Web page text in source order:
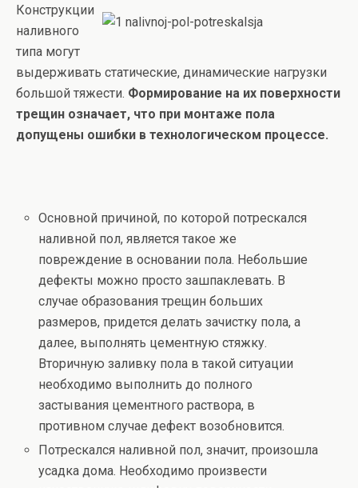
Конструкции
наливного
типа могут
выдерживать статические, динамические нагрузки
большой тяжести. Формирование на их поверхности
трещин означает, что при монтаже пола
допущены ошибки в технологическом процессе.
Основной причиной, по которой потрескался
наливной пол, является такое же
повреждение в основании пола. Небольшие
дефекты можно просто зашпаклевать. В
случае образования трещин больших
размеров, придется делать зачистку пола, а
далее, выполнять цементную стяжку.
Вторичную заливку пола в такой ситуации
необходимо выполнить до полного
застывания цементного раствора, в
противном случае дефект возобновится.
Потрескался наливной пол, значит, произошла
усадка дома. Необходимо произвести